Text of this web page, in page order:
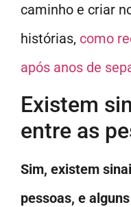
caminho e criar
histórias, como
após anos de
Existem
entre as
Sim, existem
pessoas, e